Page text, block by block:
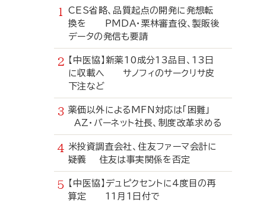
CES省略、品質起点の開発に発想転
換を PMDA・栗林審査役、製販後
データの発信も要請
【中医協】新薬10成分13品目、13日
に収載へ サノフィのサークリサ皮
下注など
薬価以外によるMFN対応は「困難」
AZ・バーネット社長、制度改革求める
米投資調査会社、住友ファーマ会計に
疑義 住友は事実関係を否定
【中医協】デュピクセントに4度目の再
算定 11月1日付で